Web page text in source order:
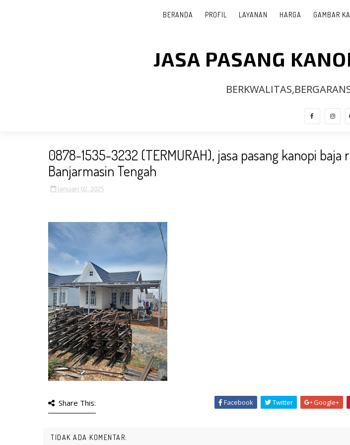
BERANDA PROFIL LAYANAN HARGA GAMBAR
JASA PASANG
0878-1535-3232 (TERMURAH), jasa pasang kanopi baja
Banjarmasin Tengah
Januari 02, 2025
Share This: Facebook Twitter Google+
TIDAK ADA KOMENTAR: